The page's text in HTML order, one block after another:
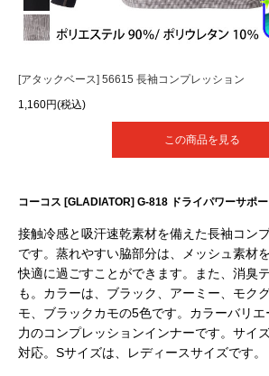
[アタックベース] 56615 長袖コンプレッション
1,160円(税込)
この商品を見る
コーコス [GLADIATOR] G-818 ドライパワーサポ
接触冷感と吸汗速乾素材を備えた長袖コン
です。蒸れやすい脇部分は、メッシュ素材
快適に過ごすことができます。また、消臭
も。カラーは、ブラック、アーミー、モク
モ、ブラックカモの5色です。カラーバリ
力のコンプレッションインナーです。サイ
対応。Sサイズは、レディースサイズです。